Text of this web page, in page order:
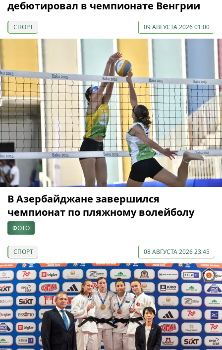
дебютировал в чемпионате Венгрии
СПОРТ 09 АВГУСТА 2026 01:00
В Азербайджане завершился
чемпионат по пляжному волейболу
ФОТО
СПОРТ 08 АВГУСТА 2026 23:45